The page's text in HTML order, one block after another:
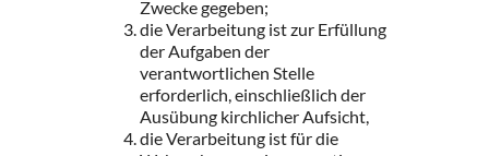
Zwecke gegeben;
die Verarbeitung ist zur Erfüllung
der Aufgaben der
verantwortlichen Stelle
erforderlich, einschließlich der
Ausübung kirchlicher Aufsicht,
die Verarbeitung ist für die